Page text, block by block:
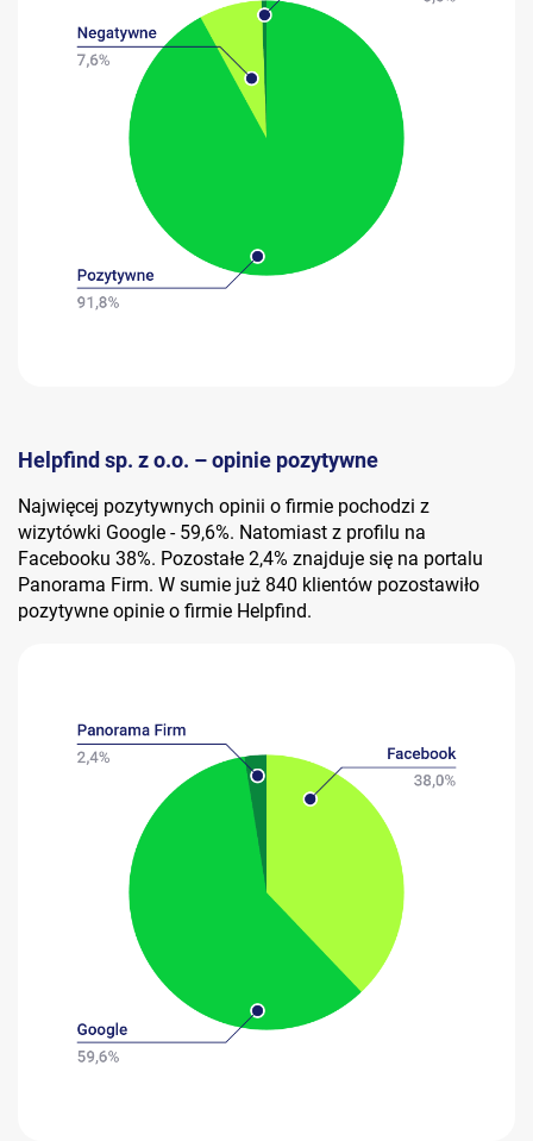
Helpfind sp. z o.o. – opinie pozytywne
Najwięcej pozytywnych opinii o firmie pochodzi z
wizytówki Google - 59,6%. Natomiast z profilu na
Facebooku 38%. Pozostałe 2,4% znajduje się na portalu
Panorama Firm. W sumie już 840 klientów pozostawiło
pozytywne opinie o firmie Helpfind.